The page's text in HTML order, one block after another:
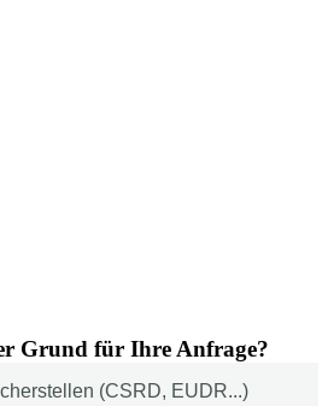
Grund für Ihre Anfrage?
(CSRD, EUDR...)